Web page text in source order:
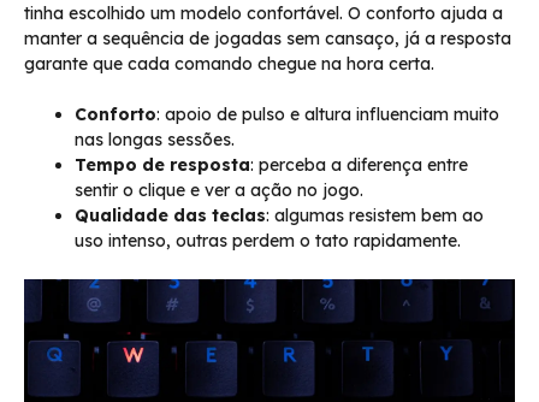
tinha escolhido um modelo confortável. O conforto ajuda a
manter a sequência de jogadas sem cansaço, já a resposta
garante que cada comando chegue na hora certa.
Conforto: apoio de pulso e altura influenciam muito
nas longas sessões.
Tempo de resposta: perceba a diferença entre
sentir o clique e ver a ação no jogo.
Qualidade das teclas: algumas resistem bem ao
uso intenso, outras perdem o tato rapidamente.